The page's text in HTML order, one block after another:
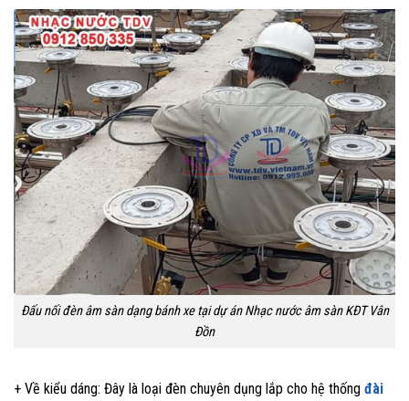
Đấu nối đèn âm sàn dạng bánh xe tại dự án Nhạc nước âm sàn KĐT Vân
Đồn
+ Về kiểu dáng: Đây là loại đèn chuyên dụng lắp cho hệ thống đài